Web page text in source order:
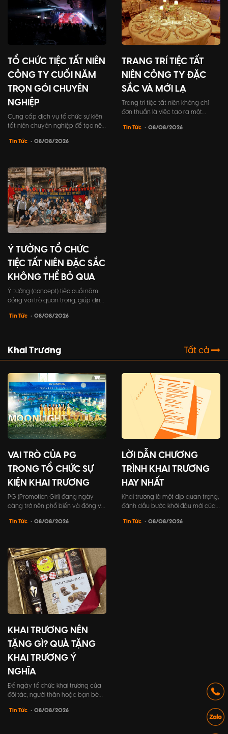
TỔ CHỨC TIỆC TẤT NIÊN
CÔNG TY CUỐI NĂM
TRỌN GÓI CHUYÊN
NGHIỆP
Cung cấp dịch vụ tổ chức sự kiện
tất niên chuyên nghiệp để tạo nên
buổi tiệc kết nối đồng nghiệp và
biết về cách tổ chức tất niên công
ty, từ lợi ích đến những bước tổ
chức chi tiết.
Tin Tức • 08/08/2026
TRANG TRÍ TIỆC TẤT
NIÊN CÔNG TY ĐẶC
SẮC VÀ MỚI LẠ
Trang trí tiệc tất niên không chỉ
đơn thuần là việc tạo ra một
mang trong mình ý nghĩa to lớn.
Tin Tức • 08/08/2026
Ý TƯỞNG TỔ CHỨC
TIỆC TẤT NIÊN ĐẶC SẮC
KHÔNG THỂ BỎ QUA
Ý tưởng (concept) tiệc cuối năm
đóng vai trò quan trọng, giúp định
kiện, từ chủ đề, trò chơi, cho đến
nghiệm đáng nhớ cho khách mời.
Tin Tức • 08/08/2026
Khai Trương Tất cả
VAI TRÒ CỦA PG
TRONG TỔ CHỨC SỰ
KIỆN KHAI TRƯƠNG
PG (Promotion Girl) đang ngày
càng trở nên phổ biến và đóng vai
sự kiện khai trương. PG không chỉ
tích cực vào việc xây dựng hình
ảnh thương hiệu và tạo dựng ấn
tượng mạnh mẽ đối...
Tin Tức • 08/08/2026
LỜI DẪN CHƯƠNG
TRÌNH KHAI TRƯƠNG
HAY NHẤT
Khai trương là một dịp quan trọng,
đánh dấu bước khởi đầu mới của
yếu tố trong sự kiện cần được
Tin Tức • 08/08/2026
KHAI TRƯƠNG NÊN
TẶNG GÌ? QUÀ TẶNG
KHAI TRƯƠNG Ý
NGHĨA
Để ngày tổ chức khai trương của
đối tác, người thân hoặc bạn bè
món quà tặng đặc biệt. Hãy tham
Tin Tức • 08/08/2026